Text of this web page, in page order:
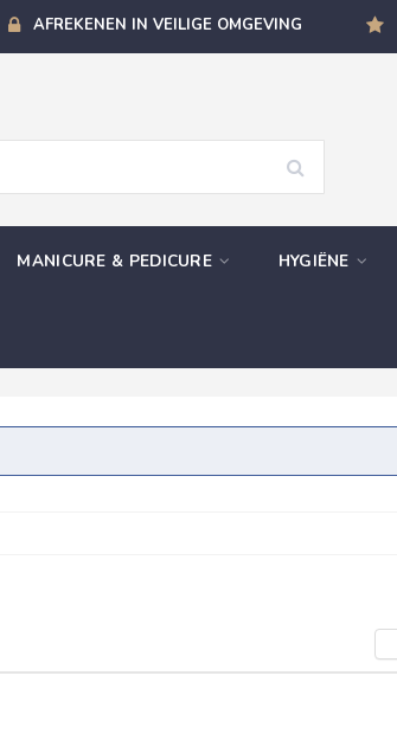
AFREKENEN IN VEILIGE OMGEVING
MANICURE & PEDICURE HYGIËNE